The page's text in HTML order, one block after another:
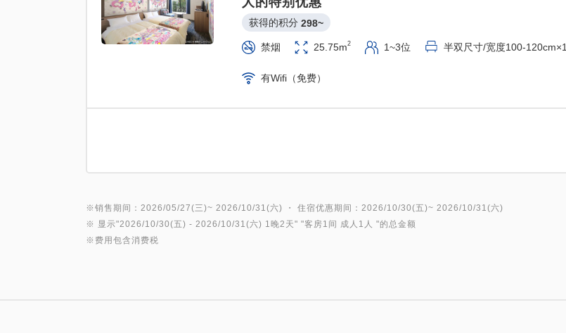
获得的积分 298~
禁烟 25.75m2 1~3位 半双尺寸/宽度100-120cm×1
有Wifi（免费）
※销售期间：2026/05/27(三)~ 2026/10/31(六) ・ 住宿优惠期间：2026/10/30(五)~ 2026/10/31(六)
※ 显示"2026/10/30(五) - 2026/10/31(六) 1晚2天" "客房1间 成人1人 "的总金额
※费用包含消费税